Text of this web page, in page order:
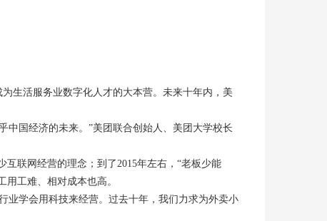
生活服务业数字化人才的大本营。未来十年内，美
中国经济的未来。”美团联合创始人、美团大学校长
联网经营的理念；到了2015年左右，“老板少能
工难、相对成本也高。
业学会用科技来经营。过去十年，我们力求为外卖小